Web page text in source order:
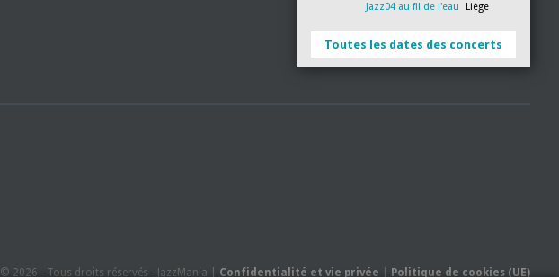
Jazz04 au fil de l'eau Liège
Toutes les dates des concerts
© 2026 - Tous droits réservés - JazzMania | Confidentialité et vie privée Politique de cookies (UE)